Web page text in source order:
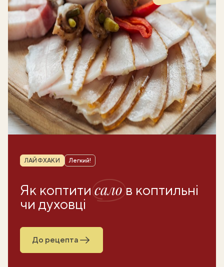
Рубрика
ЛАЙФХАКИ Легкий!
Як коптитисалов коптильні
чи духовці
До рецепта